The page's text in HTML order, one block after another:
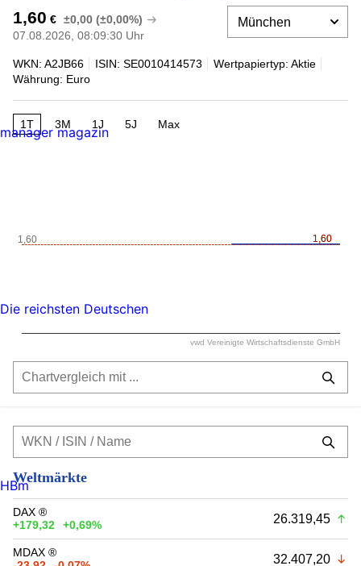
1,60 € ±0,00 (±0,00%)
07.08.2026, 08:09:30 Uhr
WKN: A2JB66 ISIN: SE0010414573
Wertpapiertyp: Aktie
Währung: Euro
1T 3M 1J 5J Max
1,60
1,60
1,60
vwd Vereinigte Wirtschaftsdienste GmbH
Weltmärkte
DAX ®
+179,32
+0,69% 26.319,45
MDAX ®
32.407,20
manager magazin
Die reichsten Deutschen
HBm